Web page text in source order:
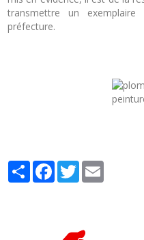
transmettre un
préfecture.
PartagerFacebook
Twitter